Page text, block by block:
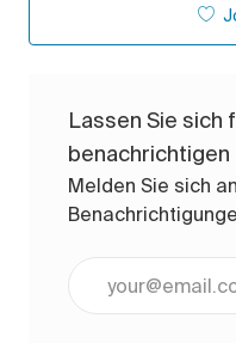
Lassen Sie sich
benachrichtigen
Melden Sie sich